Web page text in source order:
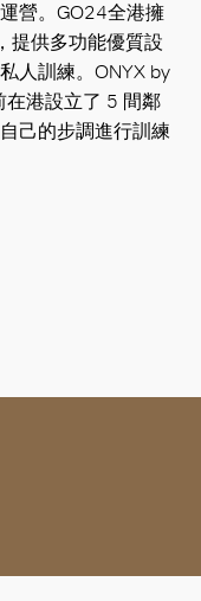
營。GO24全港擁
提供多功能優質設
人訓練。ONYX by
港設立了 5 間鄰
己的步調進行訓練